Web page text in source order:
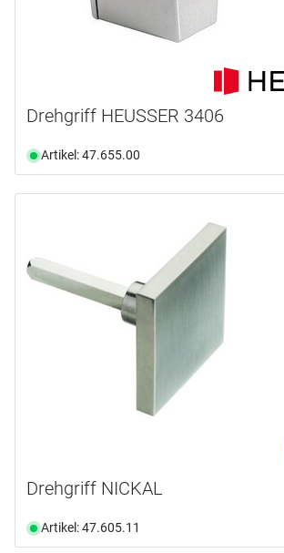
Drehgriff HEUSSER 3406
Artikel: 47.655.00
Drehgriff NICKAL
Artikel: 47.605.11